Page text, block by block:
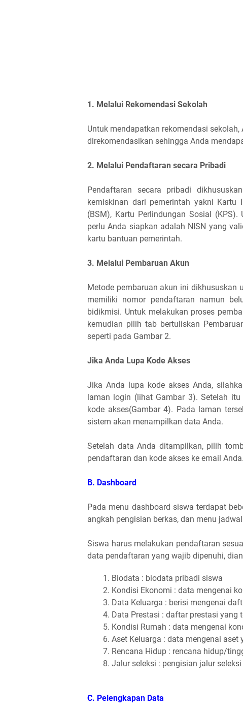
1. Melalui Rekomendasi Sekolah
Untuk mendapatkan rekomendasi
direkomendasikan sehingga Anda
2. Melalui Pendaftaran secara Pribadi
Pendaftaran secara pribadi
kemiskinan dari pemerintah yakni
(BSM), Kartu Perlindungan Sosial
perlu Anda siapkan adalah NISN yang
kartu bantuan pemerintah.
3. Melalui Pembaruan Akun
Metode pembaruan akun ini dikhususkan
memiliki nomor pendaftaran namun
bidikmisi. Untuk melakukan proses
kemudian pilih tab bertuliskan
seperti pada Gambar 2.
Jika Anda Lupa Kode Akses
Jika Anda lupa kode akses Anda,
laman login (lihat Gambar 3). Setelah
kode akses(Gambar 4). Pada laman
sistem akan menampilkan data Anda.
Setelah data Anda ditampilkan, pilih
pendaftaran dan kode akses ke email Anda.
B. Dashboard
Pada menu dashboard siswa terdapat
angkah pengisian berkas, dan menu
Siswa harus melakukan pendaftaran
data pendaftaran yang wajib dipenuhi,
Biodata : biodata pribadi siswa
Kondisi Ekonomi : data mengenai
Data Keluarga : berisi mengenai
Data Prestasi : daftar prestasi
Kondisi Rumah : data mengenai
Aset Keluarga : data mengenai
Rencana Hidup : rencana hidup/
Jalur seleksi : pengisian jalur
C. Pelengkapan Data